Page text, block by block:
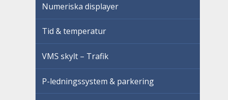
Numeriska displayer
Tid & temperatur
VMS skylt – Trafik
P-ledningssystem & parkering